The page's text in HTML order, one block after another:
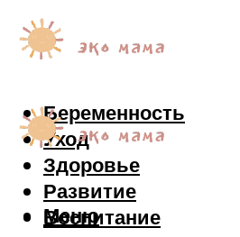
Беременность
Уход
Здоровье
Развитие
Воспитание
Меню